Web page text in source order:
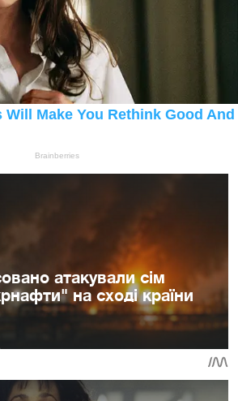
атакували сім
на сході країни